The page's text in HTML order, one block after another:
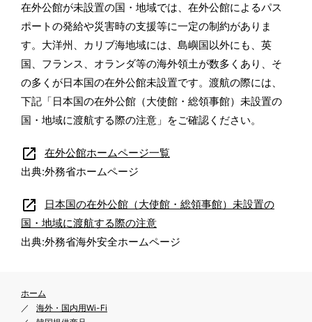
在外公館が未設置の国・地域では、在外公館によるパス
ポートの発給や災害時の支援等に一定の制約がありま
す。大洋州、カリブ海地域には、島嶼国以外にも、英
国、フランス、オランダ等の海外領土が数多くあり、そ
の多くが日本国の在外公館未設置です。渡航の際には、
下記「日本国の在外公館（大使館・総領事館）未設置の
国・地域に渡航する際の注意」をご確認ください。
open_in_new
在外公館ホームページ一覧
出典:外務省ホームページ
open_in_new
日本国の在外公館（大使館・総領事館）未設置の
国・地域に渡航する際の注意
出典:外務省海外安全ホームページ
ホーム
海外・国内用Wi-Fi